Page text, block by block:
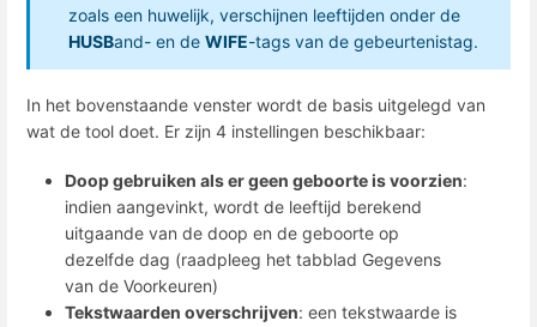
zoals een huwelijk, verschijnen leeftijden onder de
HUSBand- en de WIFE-tags van de gebeurtenistag.
In het bovenstaande venster wordt de basis uitgelegd van
wat de tool doet. Er zijn 4 instellingen beschikbaar:
Doop gebruiken als er geen geboorte is voorzien:
indien aangevinkt, wordt de leeftijd berekend
uitgaande van de doop en de geboorte op
dezelfde dag (raadpleeg het tabblad Gegevens
van de Voorkeuren)
Tekstwaarden overschrijven: een tekstwaarde is